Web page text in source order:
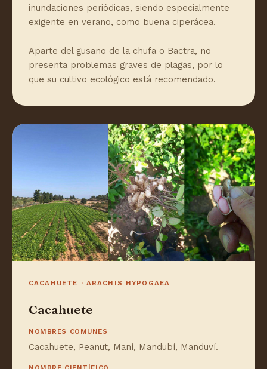
inundaciones periódicas, siendo especialmente
exigente en verano, como buena ciperácea.
Aparte del gusano de la chufa o Bactra, no
presenta problemas graves de plagas, por lo
que su cultivo ecológico está recomendado.
CACAHUETE · ARACHIS HYPOGAEA
Cacahuete
NOMBRES COMUNES
Cacahuete, Peanut, Maní, Mandubí, Manduví.